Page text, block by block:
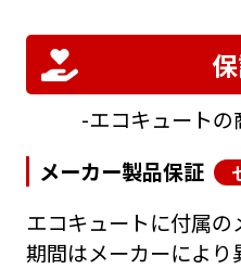
エコキュート
メーカー製品保証
エコキュートに付属
期間はメーカーにより